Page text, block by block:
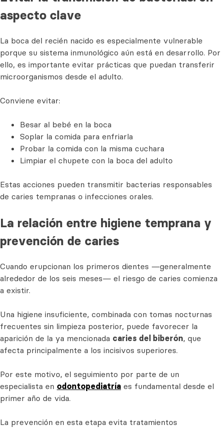
aspecto clave
La boca del recién nacido es especialmente vulnerable
porque su sistema inmunológico aún está en desarrollo. Por
ello, es importante evitar prácticas que puedan transferir
microorganismos desde el adulto.
Conviene evitar:
Besar al bebé en la boca
Soplar la comida para enfriarla
Probar la comida con la misma cuchara
Limpiar el chupete con la boca del adulto
Estas acciones pueden transmitir bacterias responsables
de caries tempranas o infecciones orales.
La relación entre higiene temprana y
prevención de caries
Cuando erupcionan los primeros dientes —generalmente
alrededor de los seis meses— el riesgo de caries comienza
a existir.
Una higiene insuficiente, combinada con tomas nocturnas
frecuentes sin limpieza posterior, puede favorecer la
aparición de la ya mencionada caries del biberón, que
afecta principalmente a los incisivos superiores.
Por este motivo, el seguimiento por parte de un
especialista en odontopediatría es fundamental desde el
primer año de vida.
La prevención en esta etapa evita tratamientos